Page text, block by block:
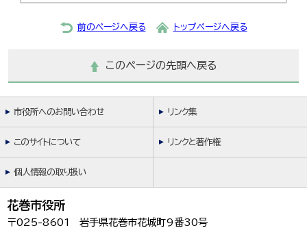
前のページへ戻る トップページへ戻る
このページの先頭へ戻る
市役所へのお問い合わせ リンク集
このサイトについて リンクと著作権
個人情報の取り扱い
花巻市役所
〒025-8601 岩手県花巻市花城町9番30号